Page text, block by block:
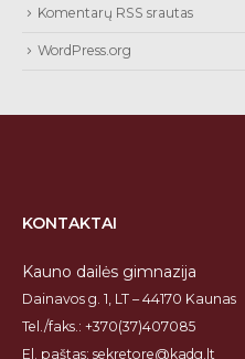
Komentarų RSS srautas
WordPress.org
KONTAKTAI
Kauno dailės gimnazija
Dainavos g. 1, LT – 44170 Kaunas
Tel./faks.: +370(37)407085
El. paštas: sekretore@kadg.lt